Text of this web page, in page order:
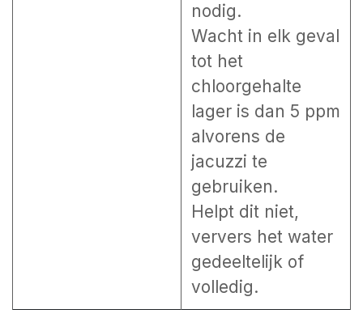
nodig.
Wacht in elk geval
tot het
chloorgehalte
lager is dan 5 ppm
alvorens de
jacuzzi te
gebruiken.
Helpt dit niet,
ververs het water
gedeeltelijk of
volledig.